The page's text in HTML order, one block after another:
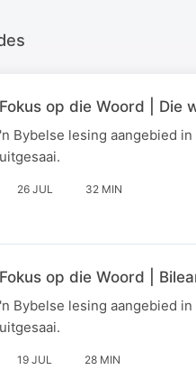
Fokus op die Woord | Die
'n Bybelse lesing aangebied
uitgesaai.
26 JUL 32 MIN
Fokus op die Woord |
'n Bybelse lesing aangebied
uitgesaai.
19 JUL 28 MIN